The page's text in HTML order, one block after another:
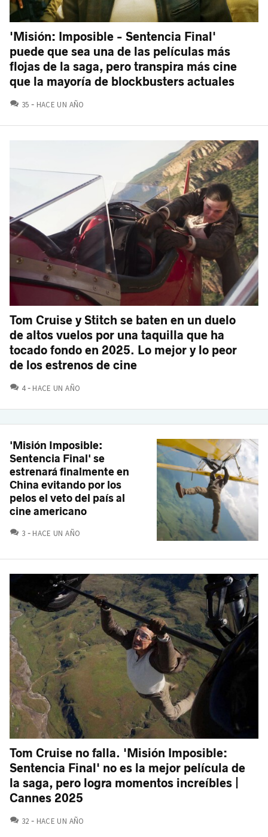
'Misión: Imposible - Sentencia Final'
puede que sea una de las películas más
flojas de la saga, pero transpira más cine
que la mayoría de blockbusters actuales
35 COMENTARIOS
HACE UN AÑO
Tom Cruise y Stitch se baten en un duelo
de altos vuelos por una taquilla que ha
tocado fondo en 2025. Lo mejor y lo peor
de los estrenos de cine
4 COMENTARIOS
HACE UN AÑO
'Misión Imposible:
Sentencia Final' se
estrenará finalmente en
China evitando por los
pelos el veto del país al
cine americano
3 COMENTARIOS
HACE UN AÑO
Tom Cruise no falla. 'Misión Imposible:
Sentencia Final' no es la mejor película de
la saga, pero logra momentos increíbles |
Cannes 2025
32 COMENTARIOS
HACE UN AÑO